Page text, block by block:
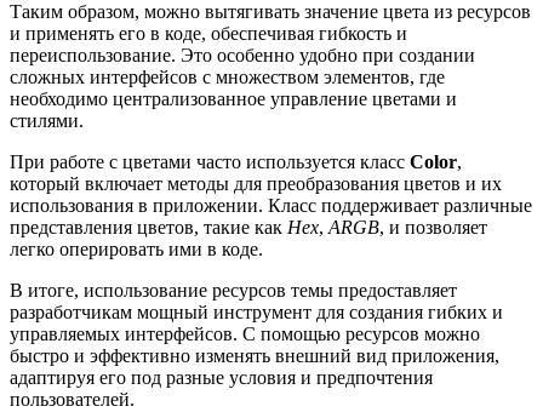
Таким образом, можно вытягивать значение цвета из ресурсов
и применять его в коде, обеспечивая гибкость и
переиспользование. Это особенно удобно при создании
сложных интерфейсов с множеством элементов, где
необходимо централизованное управление цветами и
стилями.
При работе с цветами часто используется класс Color,
который включает методы для преобразования цветов и их
использования в приложении. Класс поддерживает различные
представления цветов, такие как Hex, ARGB, и позволяет
легко оперировать ими в коде.
В итоге, использование ресурсов темы предоставляет
разработчикам мощный инструмент для создания гибких и
управляемых интерфейсов. С помощью ресурсов можно
быстро и эффективно изменять внешний вид приложения,
адаптируя его под разные условия и предпочтения
пользователей.